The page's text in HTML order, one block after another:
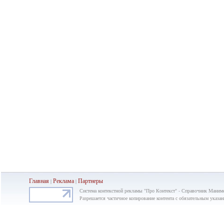
Главная| Реклама | Партнеры
Система контекстной рекламы "Про Контекст" - Справочник
Разрешается частичное копирование контента с обязательным